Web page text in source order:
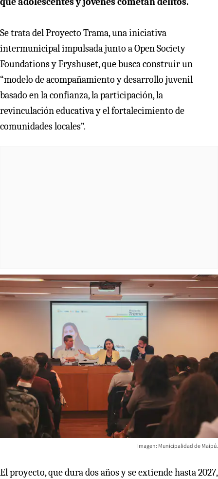
Se trata delProyecto Trama, una iniciativa
intermunicipal impulsada junto a Open Society
Foundations y Fryshuset, que busca construir un
“modelo de acompañamiento y desarrollo juvenil
basado en la confianza, la participación, la
revinculación educativa y el fortalecimiento de
comunidades locales”.
Imagen: Municipalidad de Maipú.
El proyecto, que dura dos años y se extiende hasta 2027,